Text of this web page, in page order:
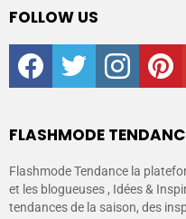
FOLLOW US
facebooktwitter instagram
FLASHMODE
Flashmode Tendance la
et les blogueuses , Idées &
tendances de la saison, des